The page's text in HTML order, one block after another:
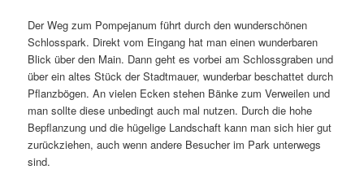
Der Weg zum Pompejanum führt durch den wunderschönen
Schlosspark. Direkt vom Eingang hat man einen wunderbaren
Blick über den Main. Dann geht es vorbei am Schlossgraben und
über ein altes Stück der Stadtmauer, wunderbar beschattet durch
Pflanzbögen. An vielen Ecken stehen Bänke zum Verweilen und
man sollte diese unbedingt auch mal nutzen. Durch die hohe
Bepflanzung und die hügelige Landschaft kann man sich hier gut
zurückziehen, auch wenn andere Besucher im Park unterwegs
sind.